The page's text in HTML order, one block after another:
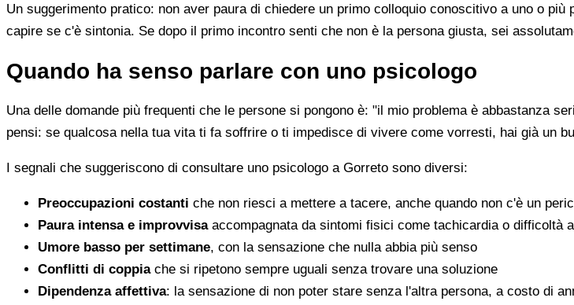
Un suggerimento pratico: non aver paura di chiedere un primo colloquio conoscitivo a uno o
capire se c'è sintonia. Se dopo il primo incontro senti che non è la persona giusta, sei
Quando ha senso parlare con uno psicologo
Una delle domande più frequenti che le persone si pongono è: "il mio problema è abbastanza
pensi: se qualcosa nella tua vita ti fa soffrire o ti impedisce di vivere come vorresti, hai già un
I segnali che suggeriscono di consultare uno psicologo a Gorreto sono diversi:
Preoccupazioni costanti che non riesci a mettere a tacere, anche quando non c'è un
Paura intensa e improvvisaaccompagnata da sintomi fisici come tachicardia o difficoltà
Umore basso per settimane, con la sensazione che nulla abbia più senso
Conflitti di coppiache si ripetono sempre uguali senza trovare una soluzione
Dipendenza affettiva: la sensazione di non poter stare senza l'altra persona, a costo di